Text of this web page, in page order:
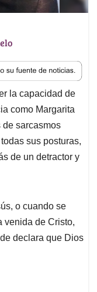
la capacidad de
como Margarita
de sarcasmos
sus posturas,
de un detractor y
o cuando se
venida de Cristo,
declara que Dios